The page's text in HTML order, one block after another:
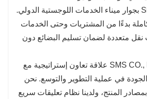
يقع SMS CO., LTD بجوار ميناء الخدمات اللوجستية الدولي.
بدءًا من المشتريات وحتى الخدمات
نقل متعددة لضمان تسليم البضائع دون
أنشأت شركة SMS CO., LTD علاقة تعاون إستراتيجية مع
في عملية التطوير والتوسع. نحن
بمصادر المنتج، ولدينا نظام تعليقات سريع